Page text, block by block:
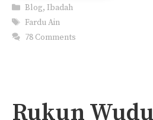
Categories
Blog,Ibadah
Tags
Fardu Ain
78 Comments
Rukun